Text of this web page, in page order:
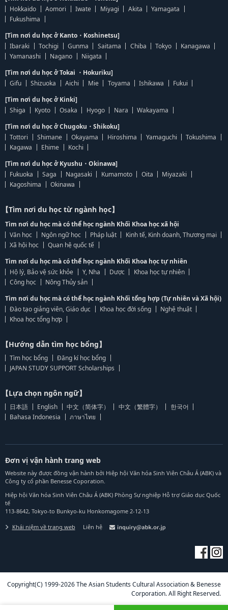
Hokkaido
Aomori Iwate Miyagi Akita
Yamagata
Fukushima
[Tìm nơi du học ở Kanto・Koshinetsu]
Ibaraki
Tochigi Gunma Saitama Chiba Tokyo
Kanagawa
Yamanashi
Nagano
Niigata
[Tìm nơi du học ở Tokai ・Hokuriku]
Gifu
Shizuoka Aichi Mie Toyama Ishikawa
Fukui
[Tìm nơi du học ở Kinki]
Shiga
Kyoto Osaka Hyogo Nara
Wakayama
[Tìm nơi du học ở Chugoku・Shikoku]
Tottori
Shimane Okayama Hiroshima Yamaguchi
Tokushima
Kagawa
Ehime
Kochi
[Tìm nơi du học ở Kyushu・Okinawa]
Fukuoka
Saga Nagasaki Kumamoto Oita
Miyazaki
Kagoshima
Okinawa
【Tìm nơi du học từ ngành học】
Tìm nơi du học mà có thể học ngành Khối Khoa học xã hội
Văn học
Ngôn ngữ học Pháp luật
Kinh tế, Kinh doanh, Thương mại
Xã hội học
Quan hệ quốc tế
Tìm nơi du học mà có thể học ngành Khối Khoa học tự nhiên
Hộ lý, Bảo vệ sức khỏe
Y, Nha Dược
Khoa học tự nhiên
Công học
Nông Thủy sản
Tìm nơi du học mà có thể học ngành Khối tổng hợp (Tự nhiên và Xã hội)
Đào tạo giảng viên, Giáo dục
Khoa học đời sống
Nghệ thuật
Khoa học tổng hợp
【Hướng dẫn tìm học bổng】
Tìm học bổng
Đăng kí học bổng
JAPAN STUDY SUPPORT Scholarships
【Lựa chọn ngôn ngữ】
日本語 English 中文（简体字） 中文（繁體字）
한국어
Bahasa Indonesia
ภาษาไทย
Đơn vị vận hành trang web
Website này được đồng vận hành bởi Hiệp hội Văn hóa Sinh Viên Châu Á (ABK) và
Công ty cổ phần Benesse Coporation.
Hiệp hội Văn hóa Sinh Viên Châu Á (ABK) Phòng Sự nghiệp Hỗ trợ Giáo dục Quốc
tế
113-8642, Tokyo-to Bunkyo-ku Honkomagome 2-12-13
Khái niệm về trang web Liên hệ
Copyright(C) 1999-2026 The Asian Students Cultural Association & Benesse
Corporation. All Right Reserved.